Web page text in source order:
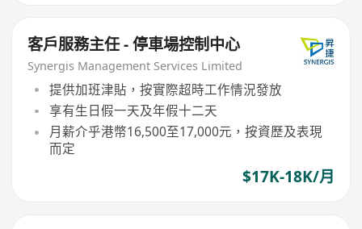
客戶服務主任 - 停車場控制中心
Synergis Management Services Limited
提供加班津貼，按實際超時工作情況發放
享有生日假一天及年假十二天
月薪介乎港幣16,500至17,000元，按資歷及表現
而定
$17K-18K/月